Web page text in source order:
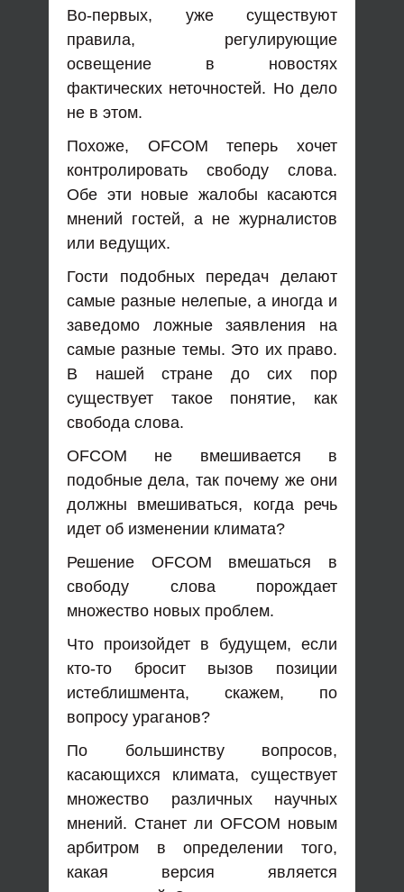
Во-первых, уже существуют
правила, регулирующие
освещение в новостях
фактических неточностей. Но дело
не в этом.
Похоже, OFCOM теперь хочет
контролировать свободу слова.
Обе эти новые жалобы касаются
мнений гостей, а не журналистов
или ведущих.
Гости подобных передач делают
самые разные нелепые, а иногда и
заведомо ложные заявления на
самые разные темы. Это их право.
В нашей стране до сих пор
существует такое понятие, как
свобода слова.
OFCOM не вмешивается в
подобные дела, так почему же они
должны вмешиваться, когда речь
идет об изменении климата?
Решение OFCOM вмешаться в
свободу слова порождает
множество новых проблем.
Что произойдет в будущем, если
кто-то бросит вызов позиции
истеблишмента, скажем, по
вопросу ураганов?
По большинству вопросов,
касающихся климата, существует
множество различных научных
мнений. Станет ли OFCOM новым
арбитром в определении того,
какая версия является